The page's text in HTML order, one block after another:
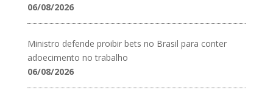
06/08/2026
Ministro defende proibir bets no Brasil para conter
adoecimento no trabalho
06/08/2026